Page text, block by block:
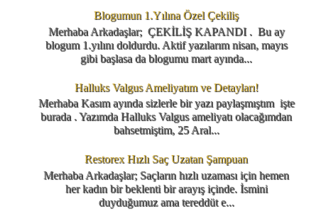
Blogumun 1.Yılına Özel Çekiliş
Merhaba Arkadaşlar; ÇEKİLİŞ KAPANDI . Bu ay
blogum 1.yılını doldurdu. Aktif yazılarım nisan, mayıs
gibi başlasa da blogumu mart ayında...
Halluks Valgus Ameliyatım ve Detayları!
Merhaba Kasım ayında sizlerle bir yazı paylaşmıştım işte
burada . Yazımda Halluks Valgus ameliyatı olacağımdan
bahsetmiştim, 25 Aral...
Restorex Hızlı Saç Uzatan Şampuan
Merhaba Arkadaşlar; Saçların hızlı uzaması için hemen
her kadın bir beklenti bir arayış içinde. İsmini
duyduğumuz ama tereddüt e...